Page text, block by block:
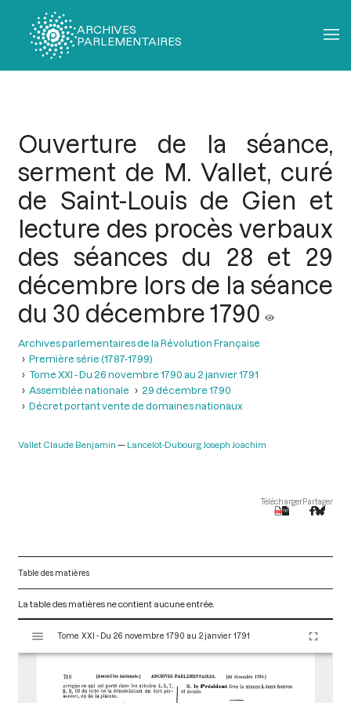
ARCHIVES
PARLEMENTAIRES
Ouverture de la séance,
serment de M. Vallet, curé
de Saint-Louis de Gien et
lecture des procès verbaux
des séances du 28 et 29
décembre lors de la séance
du 30 décembre 1790
Archives parlementaires de la Révolution Française
Première série (1787-1799)
Tome XXI - Du 26 novembre 1790 au 2 janvier 1791
Assemblée nationale
29 décembre 1790
Décret portant vente de domaines nationaux
Vallet Claude Benjamin Lancelot-Dubourg Joseph Joachim
TéléchargerPartager
Table des matières
La table des matières ne contient aucune entrée.
s
Tome XXI - Du 26 novembre 1790 au 2 janvier 1791